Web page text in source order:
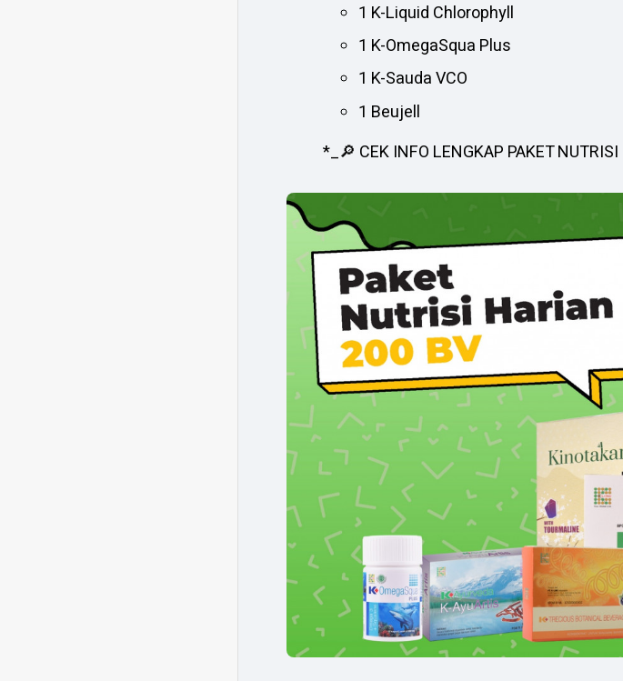
1 K-Liquid Chlorophyll
1 K-OmegaSqua Plus
1 K-Sauda VCO
1 Beujell
*_🔎 CEK INFO LENGKAP PAKET